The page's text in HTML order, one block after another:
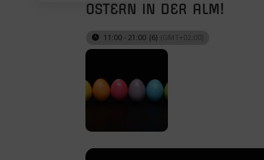
OSTERN IN DER ALM!
11:00 - 21:00 (6) (GMT+02:00)